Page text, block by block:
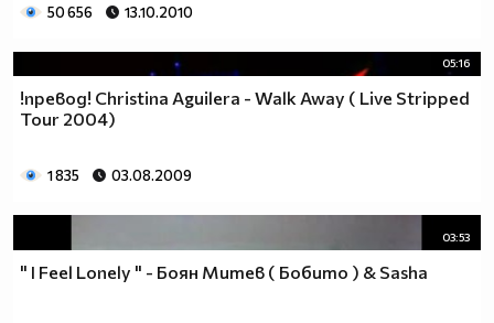
50 656 13.10.2010
05:16
!превод! Christina Aguilera - Walk Away ( Live Stripped
Tour 2004)
1 835 03.08.2009
03:53
" I Feel Lonely " - Боян Митев ( Бобито ) & Sasha